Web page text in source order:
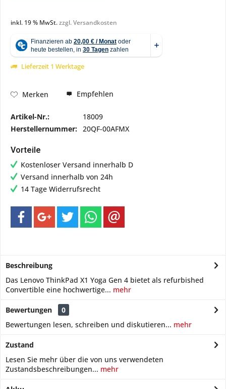
inkl. 19 % MwSt.zzgl. Versandkosten
Lieferzeit 1 Werktage
Merken Empfehlen
Artikel-Nr.:
18009
Herstellernummer: 20QF-00AFMX
Vorteile
Kostenloser Versand innerhalb D
Versand innerhalb von 24h
14 Tage Widerrufsrecht
Beschreibung
Das Lenovo ThinkPad X1 Yoga Gen 4 bietet als refurbished
Convertible eine hochwertige... mehr
Bewertungen
0
Bewertungen lesen, schreiben und diskutieren... mehr
Zustand
Lesen Sie mehr über die von uns verwendeten
Zustandsbeschreibungen... mehr